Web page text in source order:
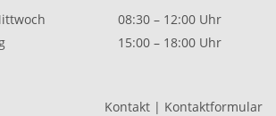
08:30 – 12:00 Uhr
15:00 – 18:00 Uhr
Kontakt | Kontaktformular